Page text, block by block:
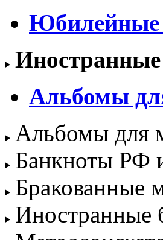
Юбилейные
Альбомы
Альбомы для
Банкноты РФ
Бракованные
Иностранные